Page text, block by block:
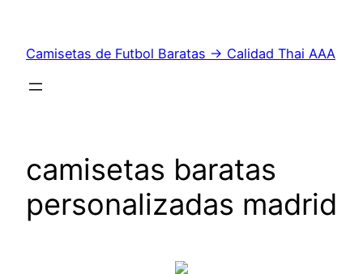
contenido
Camisetas de Futbol Baratas → Calidad Thai AAA
camisetas baratas
personalizadas madrid